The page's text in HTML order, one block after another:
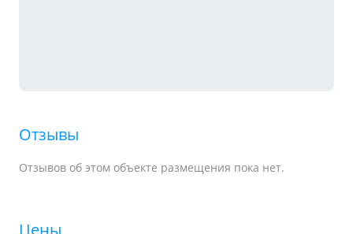
Отзывы
Отзывов об этом объекте размещения пока нет.
Цены